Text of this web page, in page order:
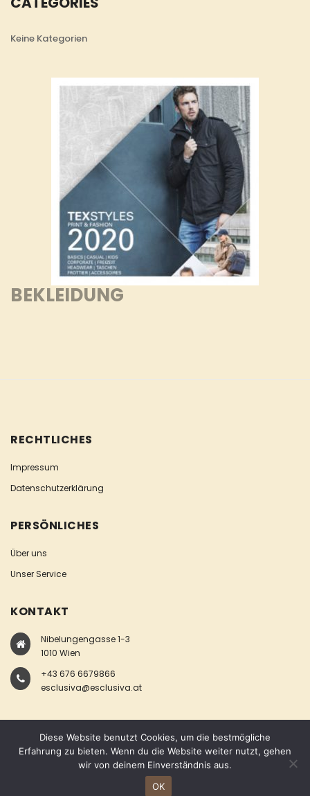
Keine Kategorien
BEKLEIDUNG
RECHTLICHES
Impressum
Datenschutzerklärung
PERSÖNLICHES
Über uns
Unser Service
KONTAKT
Nibelungengasse 1-3
1010 Wien
+43 676 6679866
esclusiva@esclusiva.at
COPYRIGHT © ESCLUSIVA
Diese Website benutzt Cookies, um die bestmögliche
Erfahrung zu bieten. Wenn du die Website weiter nutzt, gehen
wir von deinem Einverständnis aus.
OK